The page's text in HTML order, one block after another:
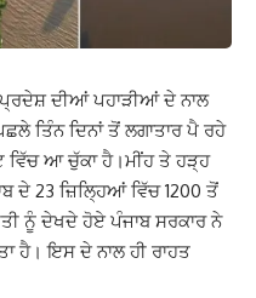
ਦੀਆਂ ਪਹਾੜੀਆਂ ਦੇ ਨਾਲ
ਤਿੰਨ ਦਿਨਾਂ ਤੋਂ ਲਗਾਤਾਰ ਪੈ ਰਹੇ
ਵਿੱਚ ਆ ਚੁੱਕਾ ਹੈ।ਮੀਂਹ ਤੇ ਹੜ੍ਹ
ਦੇ 23 ਜ਼ਿਲ੍ਹਿਆਂ ਵਿੱਚ 1200 ਤੋਂ
ਨੂੰ ਦੇਖਦੇ ਹੋਏ ਪੰਜਾਬ ਸਰਕਾਰ ਨੇ
ਹੈ। ਇਸ ਦੇ ਨਾਲ ਹੀ ਰਾਹਤ